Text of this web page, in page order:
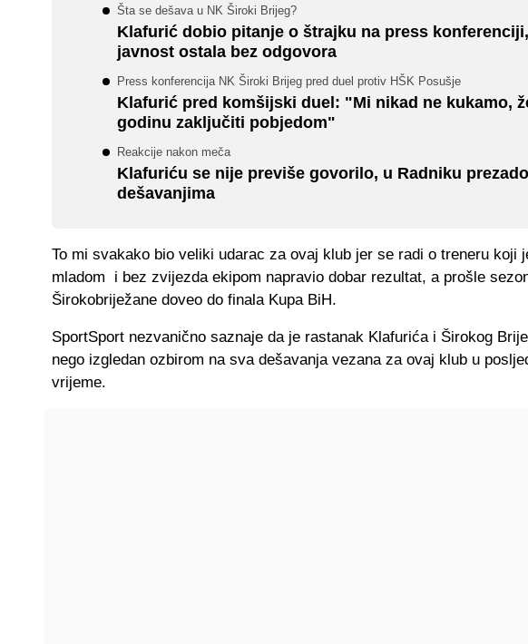
Šta se dešava u NK Široki Brijeg?
Klafurić dobio pitanje o štrajku na press konferenciji,
javnost ostala bez odgovora
Press konferencija NK Široki Brijeg pred duel protiv HŠK Posušje
Klafurić pred komšijski duel: "Mi nikad ne kukamo,
godinu zaključiti pobjedom"
Reakcije nakon meča
Klafuriću se nije previše govorilo, u Radniku
dešavanjima
To mi svakako bio veliki udarac za ovaj klub jer se radi o treneru koji
mladom i bez zvijezda ekipom napravio dobar rezultat, a prošle
Širokobriježane doveo do finala Kupa BiH.
SportSport nezvanično saznaje da je rastanak Klafurića i Širokog
nego izgledan ozbirom na sva dešavanja vezana za ovaj klub u
vrijeme.